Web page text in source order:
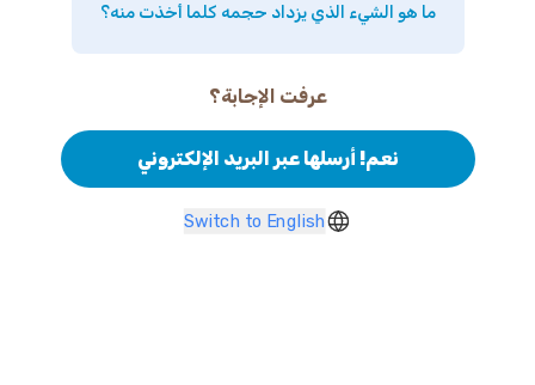
ما هو الشيء الذي يزداد حجمه كلما أخذت منه؟
عرفت الإجابة؟
نعم! أرسلها عبر البريد الإلكتروني
Switch to English